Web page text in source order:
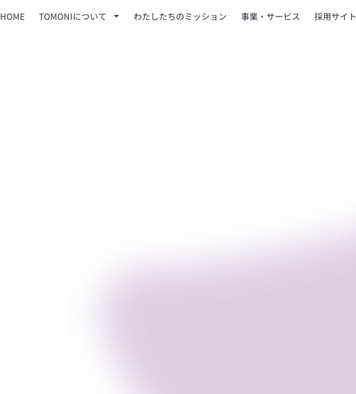
HOME TOMONIについて わたしたちのミッション 事業・サービス 採用サイト